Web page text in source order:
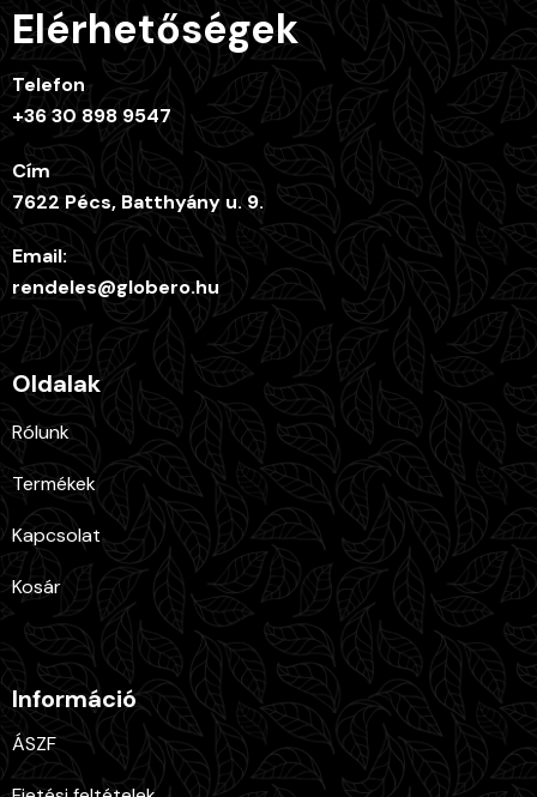
Elérhetőségek
Telefon
+36 30 898 9547
Cím
7622 Pécs, Batthyány u. 9.
Email:
rendeles@globero.hu
Oldalak
Rólunk
Termékek
Kapcsolat
Kosár
Információ
ÁSZF